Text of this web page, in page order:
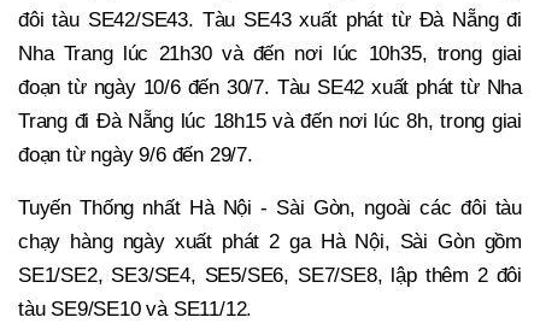
đôi tàu SE42/SE43. Tàu SE43 xuất phát từ Đà Nẵng đi
Nha Trang lúc 21h30 và đến nơi lúc 10h35, trong giai
đoạn từ ngày 10/6 đến 30/7. Tàu SE42 xuất phát từ Nha
Trang đi Đà Nẵng lúc 18h15 và đến nơi lúc 8h, trong giai
đoạn từ ngày 9/6 đến 29/7.
Tuyến Thống nhất Hà Nội - Sài Gòn, ngoài các đôi tàu
chạy hàng ngày xuất phát 2 ga Hà Nội, Sài Gòn gồm
SE1/SE2, SE3/SE4, SE5/SE6, SE7/SE8, lập thêm 2 đôi
tàu SE9/SE10 và SE11/12.